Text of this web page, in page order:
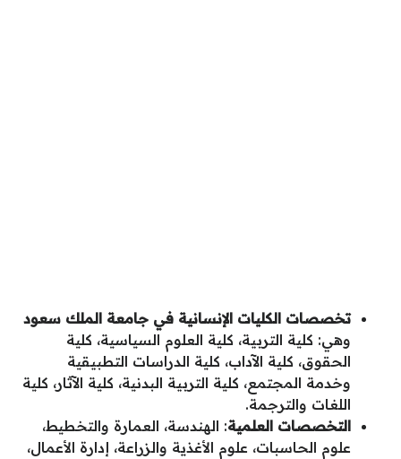
تخصصات الكليات الإنسانية في جامعة الملك سعود
وهي: كلية التربية، كلية العلوم السياسية، كلية
الحقوق، كلية الآداب، كلية الدراسات التطبيقية
وخدمة المجتمع، كلية التربية البدنية، كلية الآثار، كلية
اللغات والترجمة.
التخصصات العلمية: الهندسة، العمارة والتخطيط،
علوم الحاسبات، علوم الأغذية والزراعة، إدارة الأعمال،